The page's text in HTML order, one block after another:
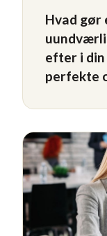
Hvad gør
efter i
perfekte